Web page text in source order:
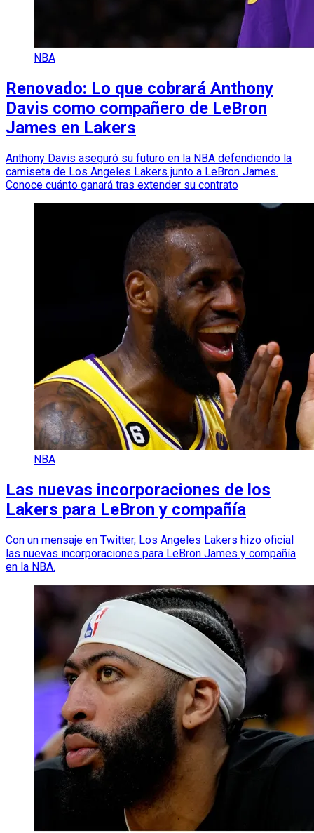
NBA
Renovado: Lo que cobrará Anthony
Davis como compañero de LeBron
James en Lakers
Anthony Davis aseguró su futuro en la NBA defendiendo la
camiseta de Los Angeles Lakers junto a LeBron James.
Conoce cuánto ganará tras extender su contrato
NBA
Las nuevas incorporaciones de los
Lakers para LeBron y compañía
Con un mensaje en Twitter, Los Angeles Lakers hizo oficial
las nuevas incorporaciones para LeBron James y compañía
en la NBA.